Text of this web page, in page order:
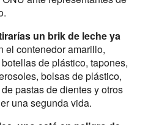
un brik de leche ya
el contenedor amarillo,
de plástico, tapones,
bolsas de plástico,
pastas de dientes y otros
una segunda vida.